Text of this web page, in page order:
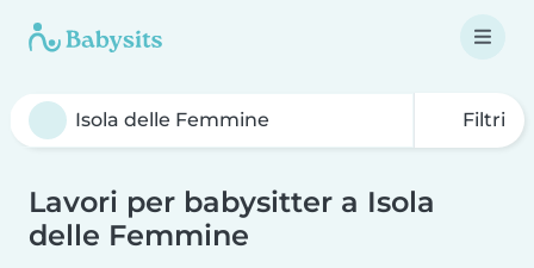
Filtri
Lavori per babysitter a Isola
delle Femmine